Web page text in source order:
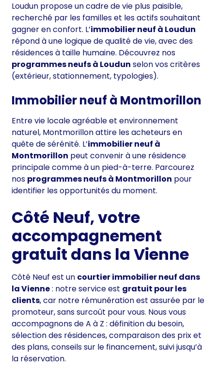
Loudun propose un cadre de vie plus paisible,
recherché par les familles et les actifs souhaitant
gagner en confort. L’immobilier neuf à Loudun
répond à une logique de qualité de vie, avec des
résidences à taille humaine. Découvrez nos
programmes neufs à Loudun selon vos critères
(extérieur, stationnement, typologies).
Immobilier neuf à Montmorillon
Entre vie locale agréable et environnement
naturel, Montmorillon attire les acheteurs en
quête de sérénité. L’immobilier neuf à
Montmorillon peut convenir à une résidence
principale comme à un pied-à-terre. Parcourez
nos programmes neufs à Montmorillon pour
identifier les opportunités du moment.
Côté Neuf, votre
accompagnement
gratuit dans la Vienne
Côté Neuf est un courtier immobilier neuf dans
la Vienne: notre service est gratuit pour les
clients, car notre rémunération est assurée par le
promoteur, sans surcoût pour vous. Nous vous
accompagnons de A à Z : définition du besoin,
sélection des résidences, comparaison des prix et
des plans, conseils sur le financement, suivi jusqu’à
la réservation.